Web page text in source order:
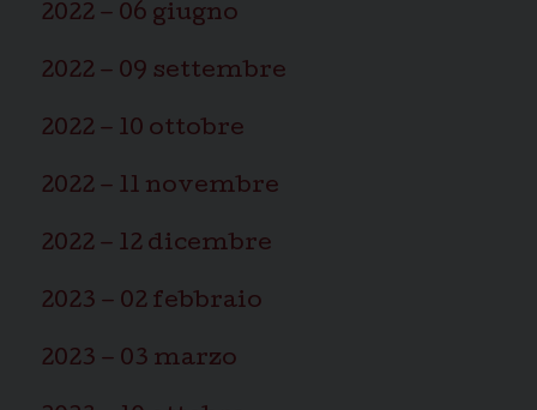
2022 – 06 giugno
2022 – 09 settembre
2022 – 10 ottobre
2022 – 11 novembre
2022 – 12 dicembre
2023 – 02 febbraio
2023 – 03 marzo